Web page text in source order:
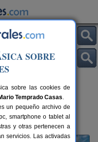
(Asturias)
km de Oviedo
SOBRE
sobre las cookies de
Temprado Casas.
un pequeño archivo de
smartphone o tablet al
y otras pertenecen a
servicios. Las activadas